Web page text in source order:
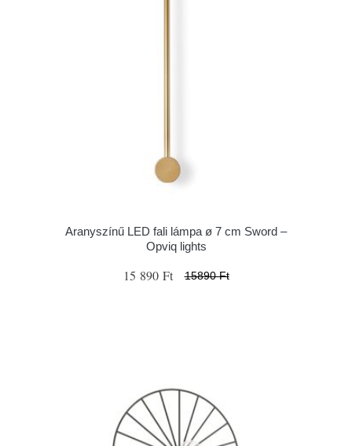
Aranyszínű LED fali lámpa ø 7 cm Sword –
Opviq lights
15 890 Ft 15890 Ft